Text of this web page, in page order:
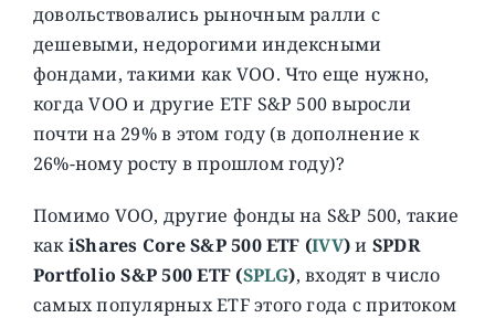
довольствовались рыночным ралли с
дешевыми, недорогими индексными
фондами, такими как VOO. Что еще нужно,
когда VOO и другие ETF S&P 500 выросли
почти на 29% в этом году (в дополнение к
26%-ному росту в прошлом году)?
Помимо VOO, другие фонды на S&P 500, такие
какiShares Core S&P 500 ETF (IVV)и SPDR
Portfolio S&P 500 ETF (SPLG), входят в число
самых популярных ETF этого года с притоком